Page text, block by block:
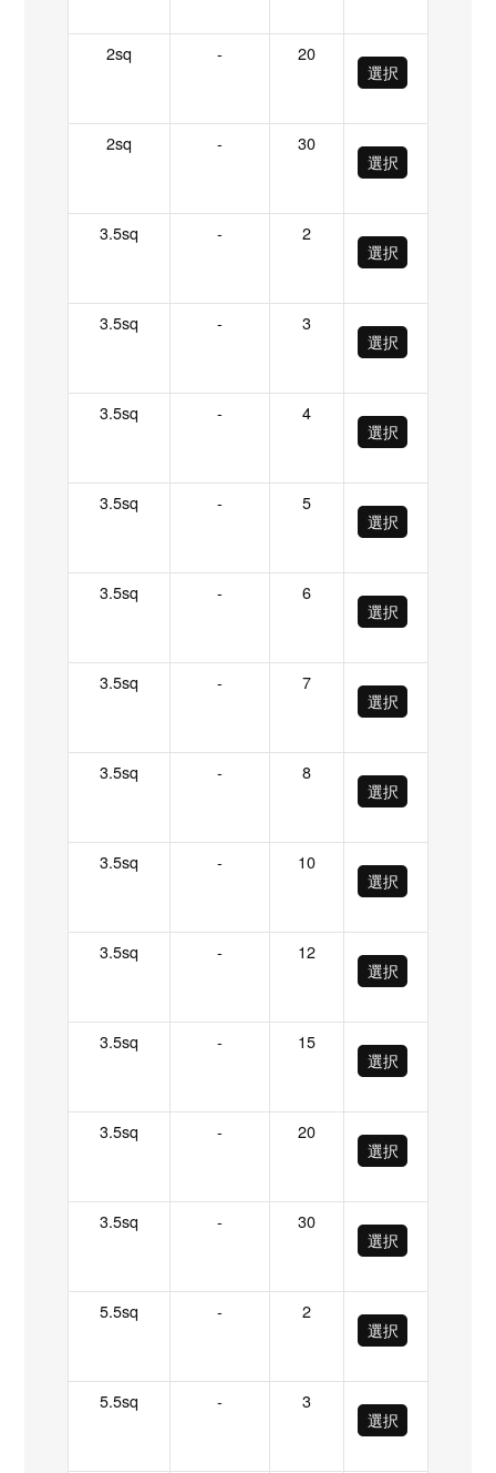
2sq -
20
選択
2sq -
30
選択
3.5sq -
2
選択
3.5sq -
3
選択
3.5sq -
4
選択
3.5sq -
5
選択
3.5sq -
6
選択
3.5sq -
7
選択
3.5sq -
8
選択
3.5sq -
10
選択
3.5sq -
12
選択
3.5sq -
15
選択
3.5sq -
20
選択
3.5sq -
30
選択
5.5sq -
2
選択
5.5sq -
3
選択